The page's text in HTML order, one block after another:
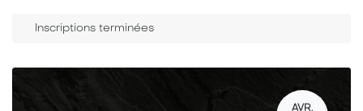
Inscriptions terminées
AVR.